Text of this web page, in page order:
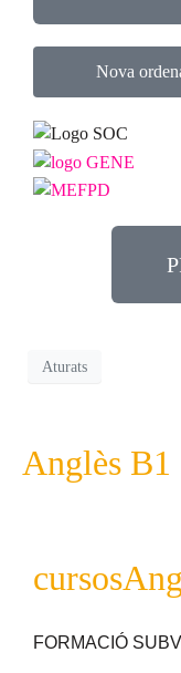
Nova
Aturats
Anglès B1
cursos
FORMACIÓ